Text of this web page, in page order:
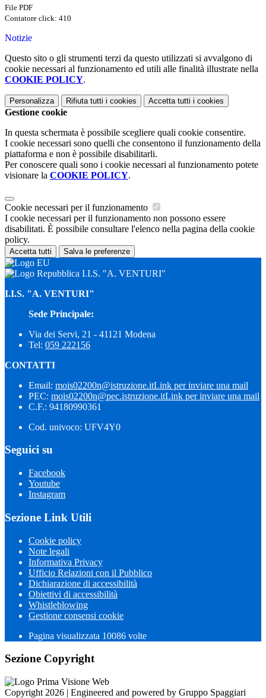
File PDF
Contatore click: 410
Notizie
Questo sito o gli strumenti terzi da questo utilizzati si avvalgono di
cookie necessari al funzionamento ed utili alle finalità illustrate nella
COOKIE POLICY.
Personalizza Rifiuta tutti i cookies Accetta tutti i cookies
Gestione cookie
In questa schermata è possibile scegliere quali cookie consentire.
I cookie necessari sono quelli che consentono il funzionamento della
piattaforma e non è possibile disabilitarli.
Per conoscere quali sono i cookie necessari al funzionamento potete
visionare la COOKIE POLICY.
Cookie necessari per il funzionamento
I cookie necessari per il funzionamento non possono essere
disabilitati. È possibile consultare l'elenco nella pagina della cookie
policy.
Accetta tutti Salva le preferenze
I.I.S. "A. VENTURI"
I.I.S. "A. VENTURI"
Sede Principale:
Via dei Servi, 21 - 41121 Modena
Tel: 059 222156
CONTATTI
Email: mois02200n@istruzione.itLink per inviare una mail
PEC: mois02200n@pec.istruzione.itLink per inviare una mail
C.F.: 94180990361
Cod. univoco: UFV4Y0
Seguici su
Facebook
Youtube
Instagram
Sezione Link Utili
Cookie policy
Note legali
Informativa Privacy
Ufficio Relazioni con il Pubblico
Dichiarazione di accessibilità
Obiettivi di accessibilità
Whistleblowing
Gestione consensi cookie
Pagina visualizzata 10086 volte
Sezione Copyright
Copyright 2026 | Engineered and powered by Gruppo Spaggiari